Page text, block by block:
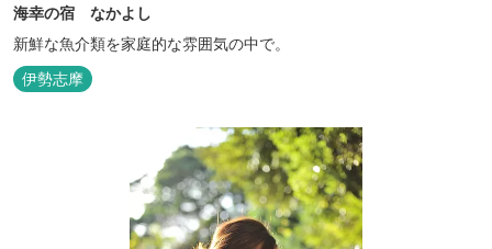
海幸の宿 なかよし
新鮮な魚介類を家庭的な雰囲気の中で。
伊勢志摩